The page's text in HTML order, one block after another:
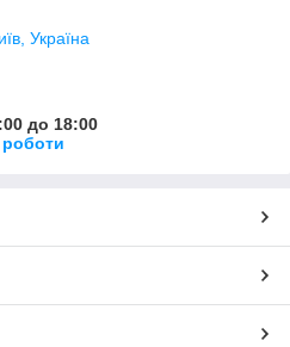
Україна
до 18:00
роботи